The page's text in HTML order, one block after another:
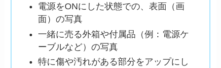
電源をONにした状態での、表面（画
面）の写真
一緒に売る外箱や付属品（例：電源ケ
ーブルなど）の写真
特に傷や汚れがある部分をアップにし